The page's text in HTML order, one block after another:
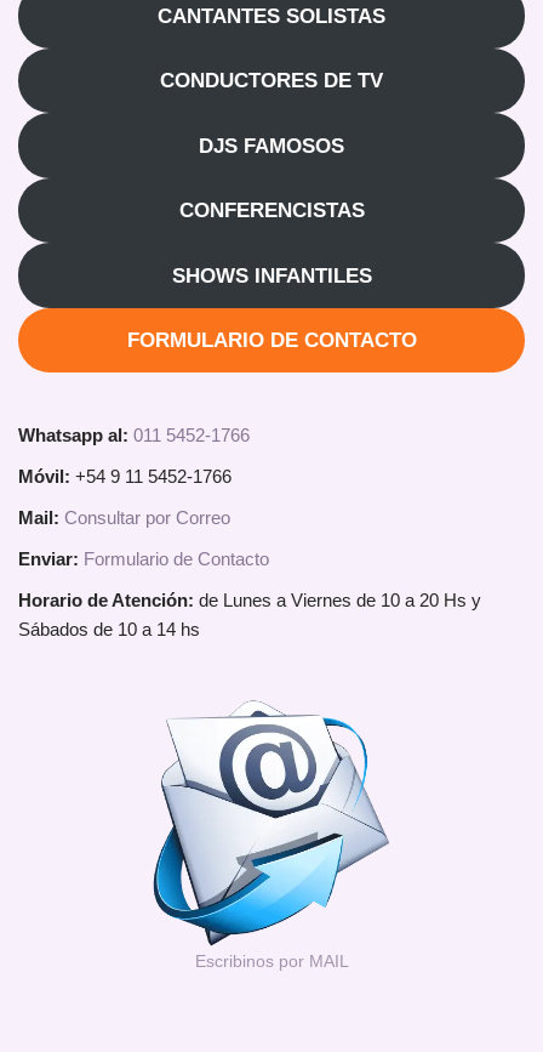
CANTANTES SOLISTAS
CONDUCTORES DE TV
DJS FAMOSOS
CONFERENCISTAS
SHOWS INFANTILES
FORMULARIO DE CONTACTO
Whatsapp al: 011 5452-1766
Móvil: +54 9 11 5452-1766
Mail: Consultar por Correo
Enviar: Formulario de Contacto
Horario de Atención: de Lunes a Viernes de 10 a 20 Hs y
Sábados de 10 a 14 hs
Escribinos por MAIL